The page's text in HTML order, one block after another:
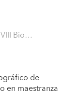
de
en maestranza